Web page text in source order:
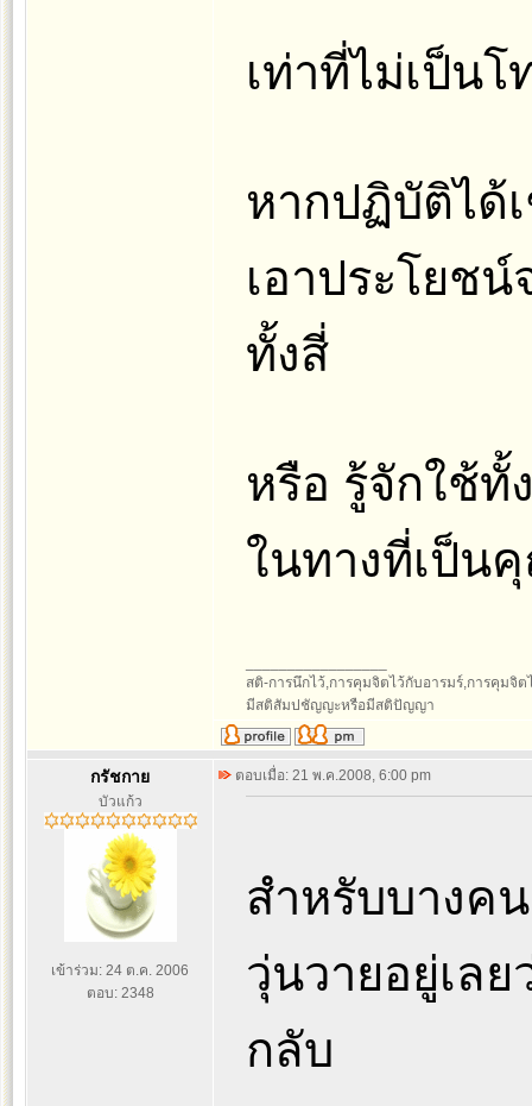
เท่าที่ไม่เป็น
หากปฏิบัติได้
เอาประโยช
ทั้งสี่
หรือ รู้จักใช้
ในทางที่เป็น
สติ-การนึกไว้,การคุมจิตไว้กับอารมร์,การคุมจิ
มีสติสัมปชัญญะหรือมีสติปัญญา
กรัชกาย
บัวแก้ว
เข้าร่วม: 24 ต.ค. 2006
ตอบ: 2348
ตอบเมื่อ: 21 พ.ค.2008, 6:00 pm
สำหรับบางค
วุ่นวายอยู่เล
กลับ